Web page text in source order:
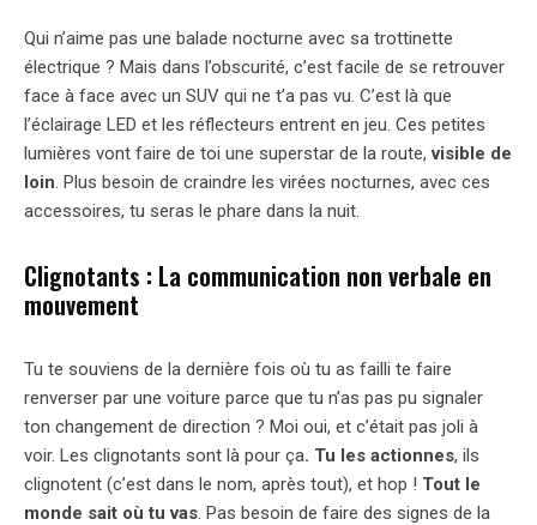
Qui n’aime pas une balade nocturne avec sa trottinette
électrique ? Mais dans l’obscurité, c’est facile de se retrouver
face à face avec un SUV qui ne t’a pas vu. C’est là que
l’éclairage LED et les réflecteurs entrent en jeu. Ces petites
lumières vont faire de toi une superstar de la route,visible de
loin . Plus besoin de craindre les virées nocturnes, avec ces
accessoires, tu seras le phare dans la nuit.
Clignotants : La communication non verbale en
mouvement
Tu te souviens de la dernière fois où tu as failli te faire
renverser par une voiture parce que tu n’as pas pu signaler
ton changement de direction ? Moi oui, et c’était pas joli à
voir. Les clignotants sont là pour ça. Tu les actionnes, ils
clignotent (c’est dans le nom, après tout), et hop ! Tout le
monde sait où tu vas . Pas besoin de faire des signes de la